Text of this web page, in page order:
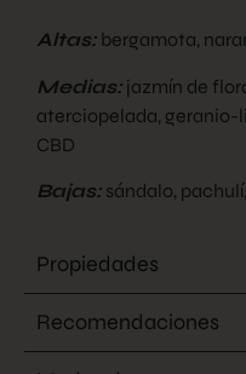
Altas: bergamota,
Medias: jazmín de
aterciopelada, geranio-
CBD
Bajas: sándalo,
Propiedades
Recomendaciones